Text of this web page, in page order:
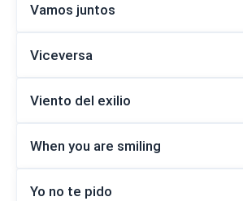
Vamos juntos
Viceversa
Viento del exilio
When you are smiling
Yo no te pido